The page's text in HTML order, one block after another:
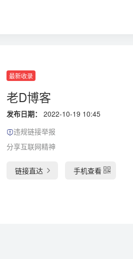
最新收录
老D博客
发布日期：
2022-10-19 10:45
违规链接举报
分享互联网精神
链接直达 手机查看